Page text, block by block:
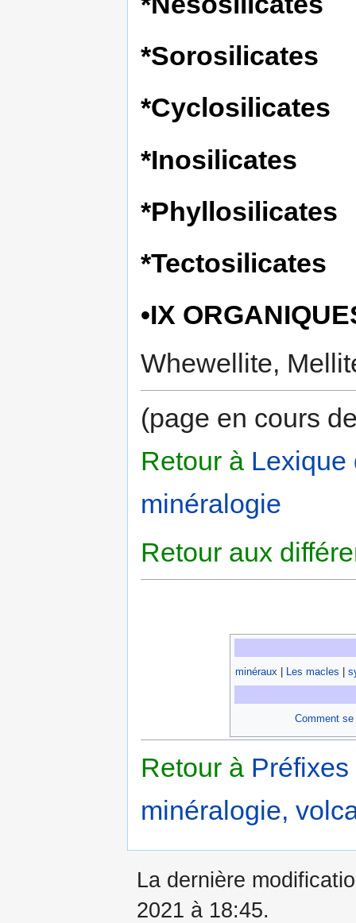
*Sorosilicates
*Cyclosilicates
*Inosilicates
*Phyllosilicates
*Tectosilicates
•IX
Whewellite,
(page en cours
Retour à Lexique
minéralogie
Retour aux
minéraux Les macles
Comment
Retour à
minéralogie,
La dernière
2021 à 18:45.